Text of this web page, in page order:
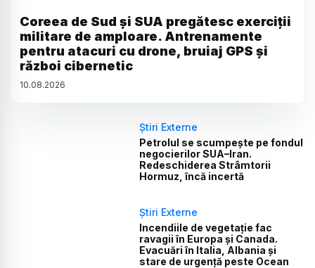
Coreea de Sud și SUA pregătesc exerciții
militare de amploare. Antrenamente
pentru atacuri cu drone, bruiaj GPS și
război cibernetic
10.08.2026
Știri Externe
Petrolul se scumpește pe fondul
negocierilor SUA–Iran.
Redeschiderea Strâmtorii
Hormuz, încă incertă
Știri Externe
Incendiile de vegetație fac
ravagii în Europa și Canada.
Evacuări în Italia, Albania și
stare de urgență peste Ocean